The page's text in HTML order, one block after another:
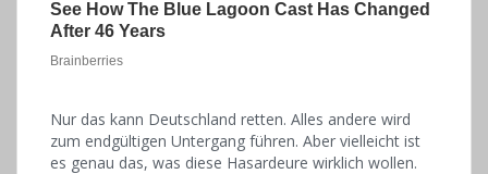
Nur das kann Deutschland retten. Alles andere wird
zum endgültigen Untergang führen. Aber vielleicht ist
es genau das, was diese Hasardeure wirklich wollen.